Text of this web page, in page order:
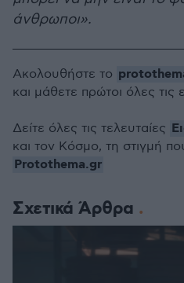
άνθρωποι».
Σχετικά Άρθρα
Ακολουθήστε το
και μάθετε πρώτοι όλες τις
Δείτε όλες τις τελευταίες
και τον Κόσμο, τη στιγμή
Protothema.gr